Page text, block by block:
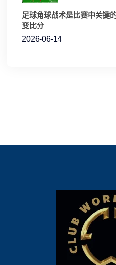
足球角球战术是比赛中关键
变比分
2026-06-14